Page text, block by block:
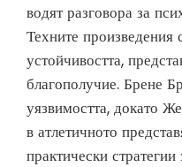
водят разговора за
Техните произведения
устойчивостта,
благополучие. Брене
уязвимостта, докато
в атлетичното
практически